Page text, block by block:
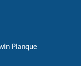
Planque